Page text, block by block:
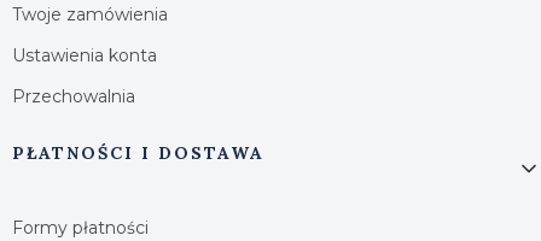
Twoje zamówienia
Ustawienia konta
Przechowalnia
PŁATNOŚCI I DOSTAWA
Formy płatności